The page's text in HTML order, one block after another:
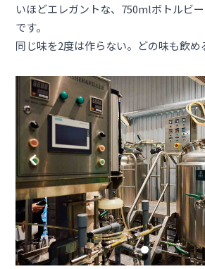
いほどエレガントな、750mlボトルビ
です。
同じ味を2度は作らない。どの味も飲め